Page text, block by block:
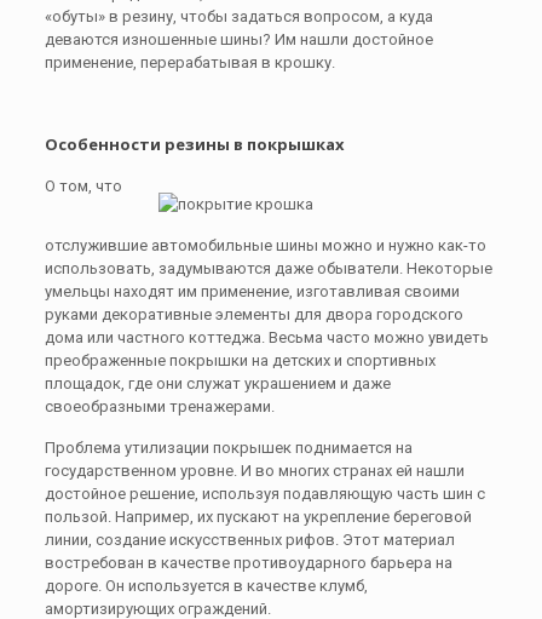
«обуты» в резину, чтобы задаться вопросом, а куда
деваются изношенные шины? Им нашли достойное
применение, перерабатывая в крошку.
Особенности резины в покрышках
О том, что
отслужившие автомобильные шины можно и нужно как-то
использовать, задумываются даже обыватели. Некоторые
умельцы находят им применение, изготавливая своими
руками декоративные элементы для двора городского
дома или частного коттеджа. Весьма часто можно увидеть
преображенные покрышки на детских и спортивных
площадок, где они служат украшением и даже
своеобразными тренажерами.
Проблема утилизации покрышек поднимается на
государственном уровне. И во многих странах ей нашли
достойное решение, используя подавляющую часть шин с
пользой. Например, их пускают на укрепление береговой
линии, создание искусственных рифов. Этот материал
востребован в качестве противоударного барьера на
дороге. Он используется в качестве клумб,
амортизирующих ограждений.